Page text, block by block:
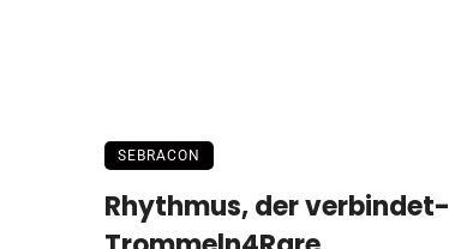
SEBRACON
Rhythmus, der verbindet-